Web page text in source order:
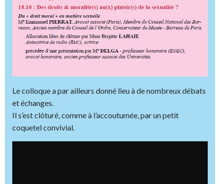
Le colloque a par ailleurs donné lieu à de nombreux débats
et échanges.
Il s’est clôturé, comme à l’accoutumée, par un petit
coquetel convivial.